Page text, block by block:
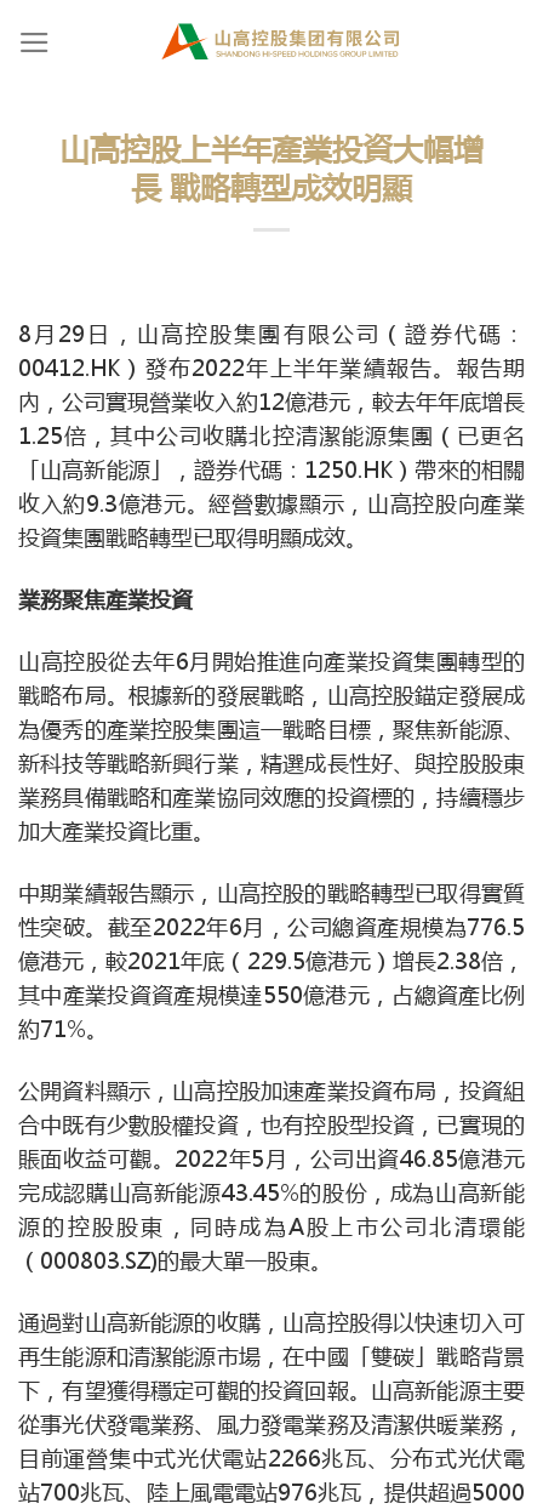
山高控股上半年產業投資大幅增
長 戰略轉型成效明顯
8月29日，山高控股集團有限公司（證券代碼：
00412.HK）發布2022年上半年業績報告。報告期
內，公司實現營業收入約12億港元，較去年年底增長
1.25倍，其中公司收購北控清潔能源集團（已更名
「山高新能源」，證券代碼：1250.HK）帶來的相關
收入約9.3億港元。經營數據顯示，山高控股向產業
投資集團戰略轉型已取得明顯成效。
業務聚焦產業投資
山高控股從去年6月開始推進向產業投資集團轉型的
戰略布局。根據新的發展戰略，山高控股錨定發展成
為優秀的產業控股集團這一戰略目標，聚焦新能源、
新科技等戰略新興行業，精選成長性好、與控股股東
業務具備戰略和產業協同效應的投資標的，持續穩步
加大產業投資比重。
中期業績報告顯示，山高控股的戰略轉型已取得實質
性突破。截至2022年6月，公司總資產規模為776.5
億港元，較2021年底（229.5億港元）增長2.38倍，
其中產業投資資產規模達550億港元，占總資產比例
約71%。
公開資料顯示，山高控股加速產業投資布局，投資組
合中既有少數股權投資，也有控股型投資，已實現的
賬面收益可觀。2022年5月，公司出資46.85億港元
完成認購山高新能源43.45%的股份，成為山高新能
源的控股股東，同時成為A股上市公司北清環能
（000803.SZ)的最大單一股東。
通過對山高新能源的收購，山高控股得以快速切入可
再生能源和清潔能源市場，在中國「雙碳」戰略背景
下，有望獲得穩定可觀的投資回報。山高新能源主要
從事光伏發電業務、風力發電業務及清潔供暖業務，
目前運營集中式光伏電站2266兆瓦、分布式光伏電
站700兆瓦、陸上風電電站976兆瓦，提供超過5000